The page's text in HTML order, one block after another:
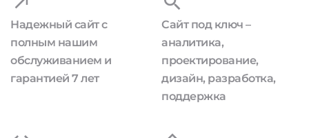
Надежный сайт с
полным нашим
обслуживанием и
гарантией 7 лет
Сайт под ключ –
аналитика,
проектирование,
дизайн, разработка,
поддержка